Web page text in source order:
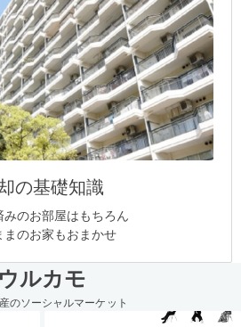
の基礎知識
みのお部屋はもちろん
まのお家もおまかせ
ウルカモ
のソーシャルマーケット